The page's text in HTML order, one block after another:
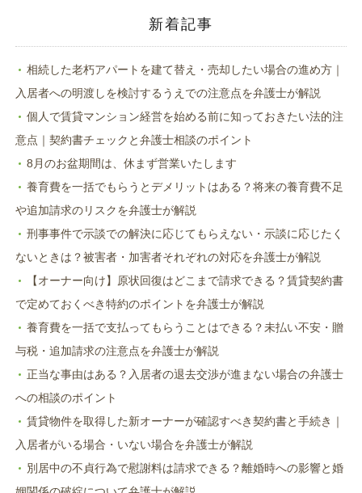
開
ま
す)
新着記事
相続した老朽アパートを建て替え・売却したい場合の進め方｜
入居者への明渡しを検討するうえでの注意点を弁護士が解説
個人で賃貸マンション経営を始める前に知っておきたい法的注
意点｜契約書チェックと弁護士相談のポイント
8月のお盆期間は、休まず営業いたします
養育費を一括でもらうとデメリットはある？将来の養育費不足
や追加請求のリスクを弁護士が解説
刑事事件で示談での解決に応じてもらえない・示談に応じたく
ないときは？被害者・加害者それぞれの対応を弁護士が解説
【オーナー向け】原状回復はどこまで請求できる？賃貸契約書
で定めておくべき特約のポイントを弁護士が解説
養育費を一括で支払ってもらうことはできる？未払い不安・贈
与税・追加請求の注意点を弁護士が解説
正当な事由はある？入居者の退去交渉が進まない場合の弁護士
への相談のポイント
賃貸物件を取得した新オーナーが確認すべき契約書と手続き｜
入居者がいる場合・いない場合を弁護士が解説
別居中の不貞行為で慰謝料は請求できる？離婚時への影響と婚